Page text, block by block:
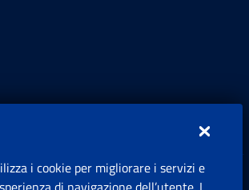
i cookie per migliorare i servizi e